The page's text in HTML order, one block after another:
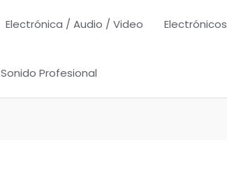
Electrónica / Audio / Video Electrónicos
Sonido Profesional